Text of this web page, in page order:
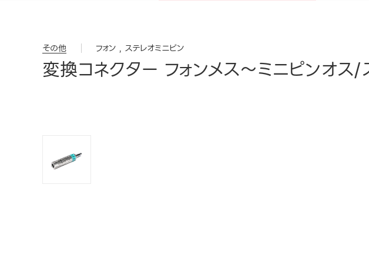
その他 フォン ステレオミニピン
変換コネクター フォンメス～ミニピンオス/